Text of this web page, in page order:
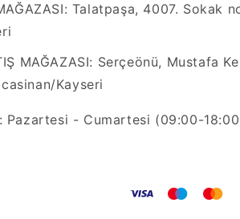
Talatpaşa, 4007. Sokak
MAĞAZASI: Serçeönü, Mustafa
Kayseri
Pazartesi - Cumartesi (09:00-